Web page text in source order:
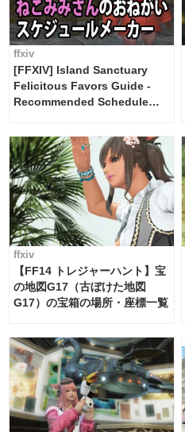
ffxiv
[FFXIV] Island Sanctuary
Felicitous Favors Guide -
Recommended Schedule
FF14]
ffxiv
【FF14 トレジャーハント】宝
の地図G17（古ぼけた地図
G17）の宝箱の場所・座標一覧